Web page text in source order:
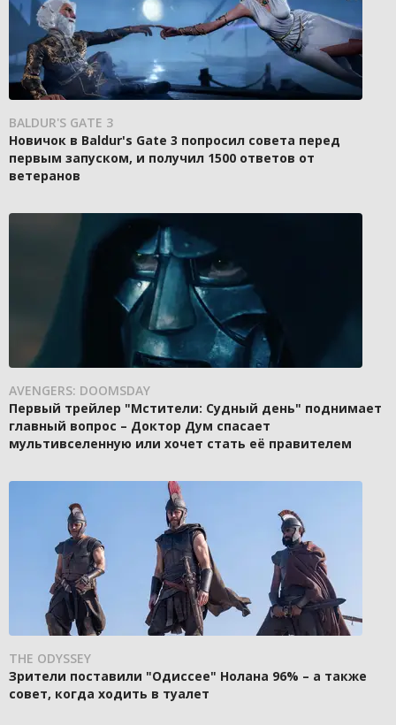
BALDUR'S GATE 3
Новичок в Baldur's Gate 3 попросил совета перед
первым запуском, и получил 1500 ответов от
ветеранов
AVENGERS: DOOMSDAY
Первый трейлер "Мстители: Судный день" поднимает
главный вопрос – Доктор Дум спасает
мультивселенную или хочет стать её правителем
THE ODYSSEY
Зрители поставили "Одиссее" Нолана 96% – а также
совет, когда ходить в туалет